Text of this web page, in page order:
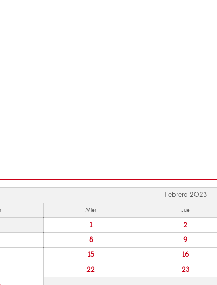
Febrero 2023
Mier Jue
1 2
8 9
15 16
22 23